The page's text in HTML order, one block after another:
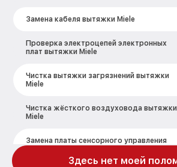
Замена кабеля вытяжки Miele
Проверка электроцепей электронных
плат вытяжки Miele
Чистка вытяжки загрязнений вытяжки
Miele
Чистка жёсткого воздуховода вытяжки
Miele
Замена платы сенсорного управления
Здесь нет моей